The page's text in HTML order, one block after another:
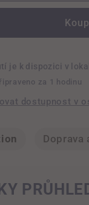
je k dispozici v
za 1 hodinu
dostupnost v
Doprava